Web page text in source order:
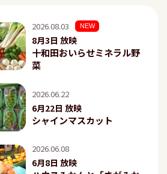
2026.08.03 NEW
8月3日 放映
十和田おいらせミネラル野
菜
2026.06.22
6月22日 放映
シャインマスカット
2026.06.08
6月8日 放映